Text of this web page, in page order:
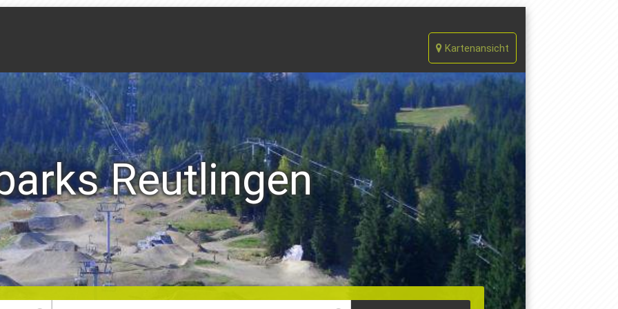
Kartenansicht
Reutlingen